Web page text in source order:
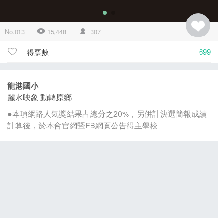
No.013 15,448 307
得票數 699
龍港國小
麗水映象 動轉原鄉
●本項網路人氣獎結果占總分之20%，另併計決選簡報成績
計算後，於本會官網暨FB網頁公告得主學校